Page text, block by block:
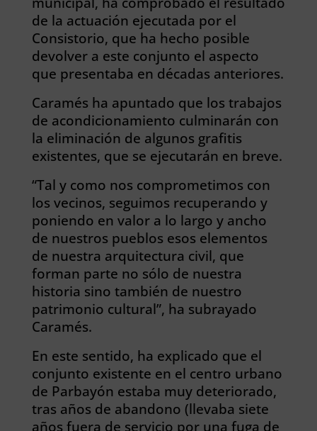
de la actuación ejecutada por el
Consistorio, que ha hecho posible
devolver a este conjunto el aspecto
que presentaba en décadas anteriores.
Caramés ha apuntado que los trabajos
de acondicionamiento culminarán con
la eliminación de algunos grafitis
existentes, que se ejecutarán en breve.
“Tal y como nos comprometimos con
los vecinos, seguimos recuperando y
poniendo en valor a lo largo y ancho
de nuestros pueblos esos elementos
de nuestra arquitectura civil, que
forman parte no sólo de nuestra
historia sino también de nuestro
patrimonio cultural”, ha subrayado
Caramés.
En este sentido, ha explicado que el
conjunto existente en el centro urbano
de Parbayón estaba muy deteriorado,
tras años de abandono (llevaba siete
años fuera de servicio por una fuga de